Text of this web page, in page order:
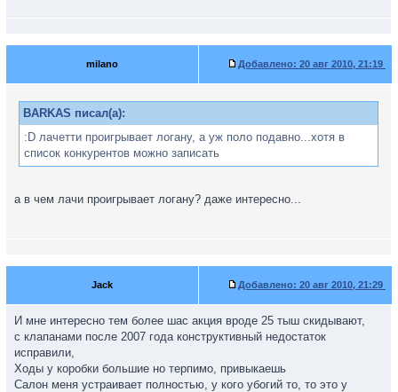
milano Добавлено: 20 авг 2010, 21:19
BARKAS писал(а):
:D лачетти проигрывает логану, а уж поло подавно...хотя в
список конкурентов можно записать
а в чем лачи проигрывает логану? даже интересно...
Jack Добавлено: 20 авг 2010, 21:29
И мне интересно тем более шас акция вроде 25 тыш скидывают,
с клапанами после 2007 года конструктивный недостаток
исправили,
Ходы у коробки большие но терпимо, привыкаешь
Салон меня устраивает полностью, у кого убогий то, то это у